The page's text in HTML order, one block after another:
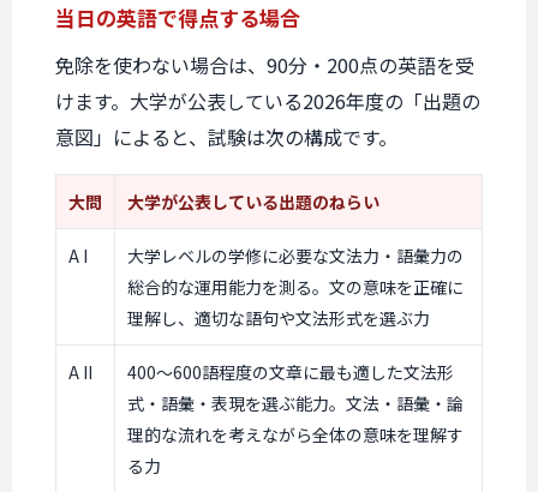
当日の英語で得点する場合
免除を使わない場合は、90分・200点の英語を受
けます。大学が公表している2026年度の「出題の
意図」によると、試験は次の構成です。
大問 大学が公表している出題のねらい
A I
大学レベルの学修に必要な文法力・語彙力の
総合的な運用能力を測る。文の意味を正確に
理解し、適切な語句や文法形式を選ぶ力
A II
400〜600語程度の文章に最も適した文法形
式・語彙・表現を選ぶ能力。文法・語彙・論
理的な流れを考えながら全体の意味を理解す
る力